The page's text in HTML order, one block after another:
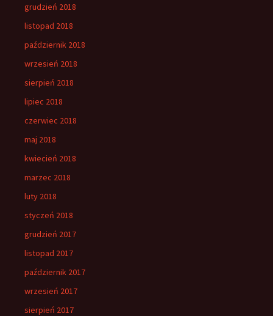
grudzień 2018
listopad 2018
październik 2018
wrzesień 2018
sierpień 2018
lipiec 2018
czerwiec 2018
maj 2018
kwiecień 2018
marzec 2018
luty 2018
styczeń 2018
grudzień 2017
listopad 2017
październik 2017
wrzesień 2017
sierpień 2017